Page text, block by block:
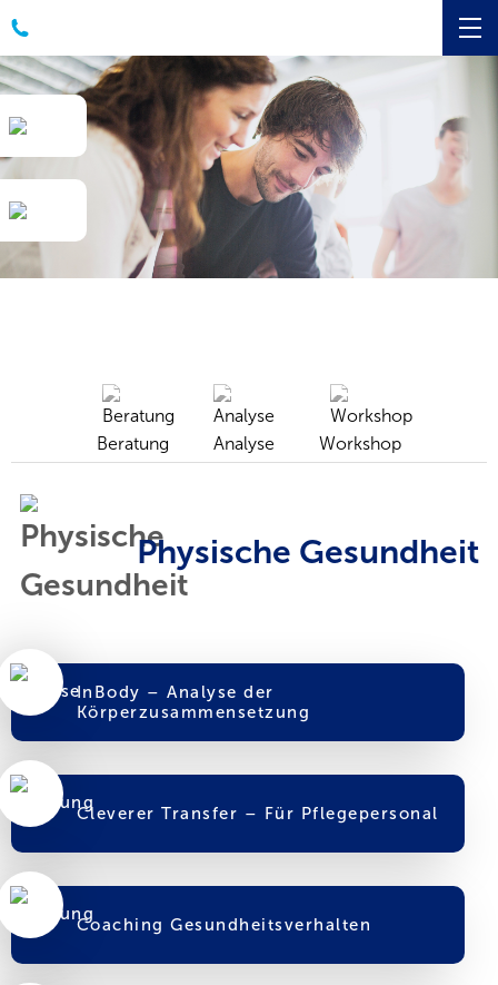
Beratung Analyse Workshop
Physische Gesundheit
InBody – Analyse der
Körperzusammensetzung
Cleverer Transfer – Für Pflegepersonal
Coaching Gesundheitsverhalten